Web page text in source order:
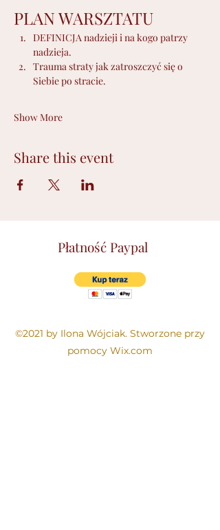
PLAN WARSZTATU
DEFINICJA nadzieji i na kogo patrzy
nadzieja.
Trauma straty jak zatroszczyć się o
Siebie po stracie.
Show More
Share this event
Płatność Paypal
©2021 by Ilona Wójciak. Stworzone przy
pomocy Wix.com